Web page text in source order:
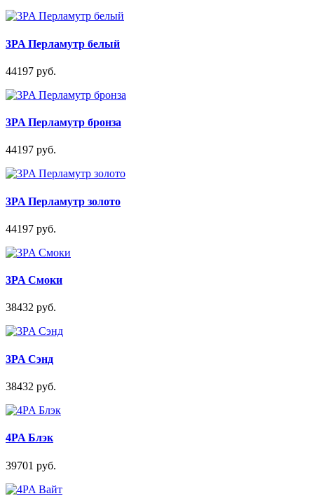
3PA Перламутр белый
44197 руб.
3PA Перламутр бронза
44197 руб.
3PA Перламутр золото
44197 руб.
3PA Смоки
38432 руб.
3PA Сэнд
38432 руб.
4PA Блэк
39701 руб.